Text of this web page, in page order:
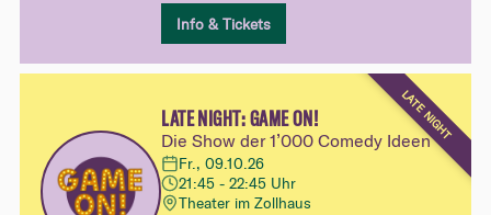
Info & Tickets
LATE NIGHT
LATE NIGHT: GAME ON!
Die Show der 1’000 Comedy Ideen
Fr., 09.10.26
21:45 - 22:45 Uhr
Theater im Zollhaus